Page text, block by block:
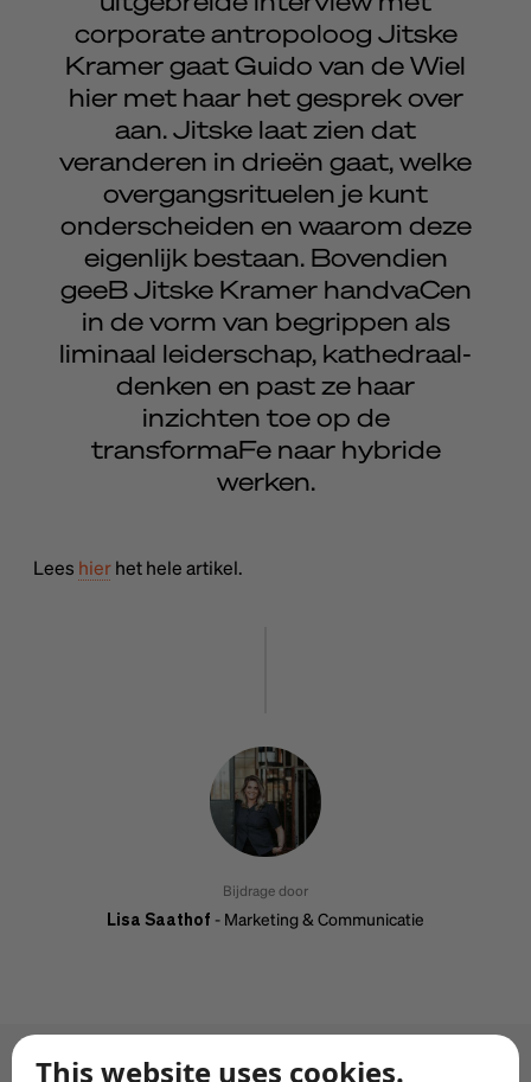
This website uses cookies.
corporate antropoloog Jitske
Kramer gaat Guido van de Wiel
hier met haar het gesprek over
aan. Jitske laat zien dat
veranderen in drieën gaat, welke
overgangsrituelen je kunt
onderscheiden en waarom deze
eigenlijk bestaan. Bovendien
geeB Jitske Kramer handvaCen
in de vorm van begrippen als
liminaal leiderschap, kathedraal-
denken en past ze haar
inzichten toe op de
transformaFe naar hybride
werken.
Lees hierhet hele artikel.
Bijdrage door
Lisa Saathof - Marketing & Communicatie